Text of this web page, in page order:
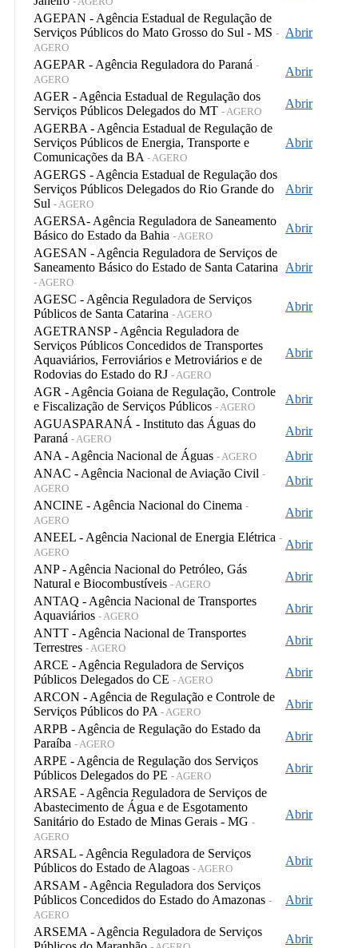
AGEPAN - Agência Estadual de Regulação de
Serviços Públicos do Mato Grosso do Sul - MS -
AGERO
Abrir
AGEPAR - Agência Reguladora do Paraná -
AGERO
Abrir
AGER - Agência Estadual de Regulação dos
Serviços Públicos Delegados do MT - AGERO
Abrir
AGERBA - Agência Estadual de Regulação de
Serviços Públicos de Energia, Transporte e
Comunicações da BA - AGERO
Abrir
AGERGS - Agência Estadual de Regulação dos
Serviços Públicos Delegados do Rio Grande do
Sul - AGERO
Abrir
AGERSA- Agência Reguladora de Saneamento
Básico do Estado da Bahia - AGERO
Abrir
AGESAN - Agência Reguladora de Serviços de
Saneamento Básico do Estado de Santa Catarina
- AGERO
Abrir
AGESC - Agência Reguladora de Serviços
Públicos de Santa Catarina - AGERO
Abrir
AGETRANSP - Agência Reguladora de
Serviços Públicos Concedidos de Transportes
Aquaviários, Ferroviários e Metroviários e de
Rodovias do Estado do RJ - AGERO
Abrir
AGR - Agência Goiana de Regulação, Controle
e Fiscalização de Serviços Públicos - AGERO
Abrir
AGUASPARANÁ - Instituto das Águas do
Paraná - AGERO
Abrir
ANA - Agência Nacional de Águas - AGERO
Abrir
ANAC - Agência Nacional de Aviação Civil -
AGERO
Abrir
ANCINE - Agência Nacional do Cinema -
AGERO
Abrir
ANEEL - Agência Nacional de Energia Elétrica -
AGERO
Abrir
ANP - Agência Nacional do Petróleo, Gás
Natural e Biocombustíveis - AGERO
Abrir
ANTAQ - Agência Nacional de Transportes
Aquaviários - AGERO
Abrir
ANTT - Agência Nacional de Transportes
Terrestres - AGERO
Abrir
ARCE - Agência Reguladora de Serviços
Públicos Delegados do CE - AGERO
Abrir
ARCON - Agência de Regulação e Controle de
Serviços Públicos do PA - AGERO
Abrir
ARPB - Agência de Regulação do Estado da
Paraíba - AGERO
Abrir
ARPE - Agência de Regulação dos Serviços
Públicos Delegados do PE - AGERO
Abrir
ARSAE - Agência Reguladora de Serviços de
Abastecimento de Água e de Esgotamento
Sanitário do Estado de Minas Gerais - MG -
AGERO
Abrir
ARSAL - Agência Reguladora de Serviços
Públicos do Estado de Alagoas - AGERO
Abrir
ARSAM - Agência Reguladora dos Serviços
Públicos Concedidos do Estado do Amazonas -
AGERO
Abrir
ARSEMA - Agência Reguladora de Serviços
Abrir